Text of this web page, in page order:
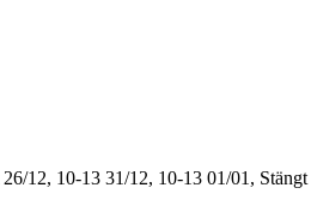
26/12, 10-13 31/12, 10-13 01/01, Stängt